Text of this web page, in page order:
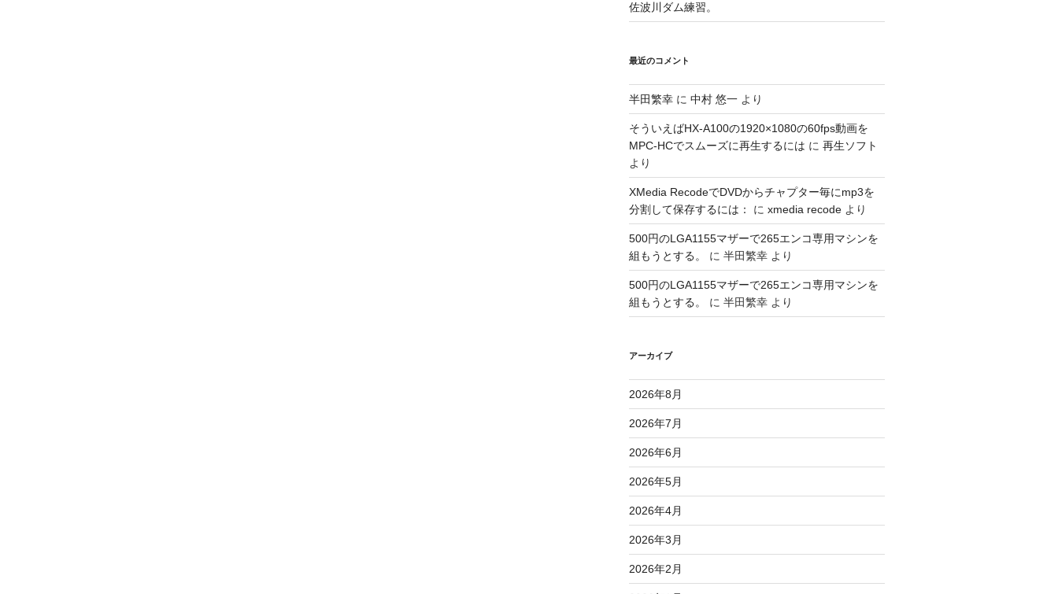
佐波川ダム練習。
最近のコメント
半田繁幸に 中村 悠一より
そういえばHX-A100の1920×1080の60fps動画を
MPC-HCでスムーズに再生するには に 再生ソフト
より
XMedia RecodeでDVDからチャプター毎にmp3を
分割して保存するには：
に xmedia recodeより
500円のLGA1155マザーで265エンコ専用マシンを
組もうとする。
に 半田繁幸より
500円のLGA1155マザーで265エンコ専用マシンを
組もうとする。
に 半田繁幸より
アーカイブ
2026年8月
2026年7月
2026年6月
2026年5月
2026年4月
2026年3月
2026年2月